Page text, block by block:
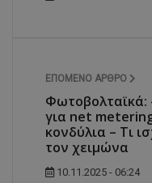
ΕΠΌΜΕΝΟ ΆΡΘΡΟ
Φωτοβολταϊκά:
για net
κονδύλια – Τι
τον χειμώνα
10.11.2025 - 06:24